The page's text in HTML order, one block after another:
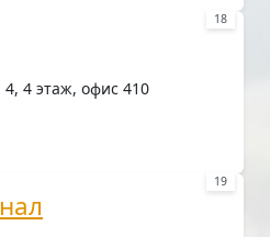
18
4 этаж, офис 410
19